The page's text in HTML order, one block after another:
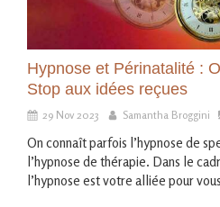
Hypnose et Périnatalité :
Stop aux idées reçues
29 Nov 2023 Samantha Broggini
On connaît parfois l’hypnose de
l’hypnose de thérapie. Dans le
l’hypnose est votre alliée pour